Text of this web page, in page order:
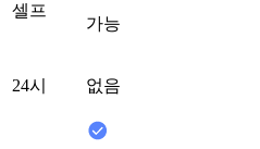
셀프
가능
24시 없음